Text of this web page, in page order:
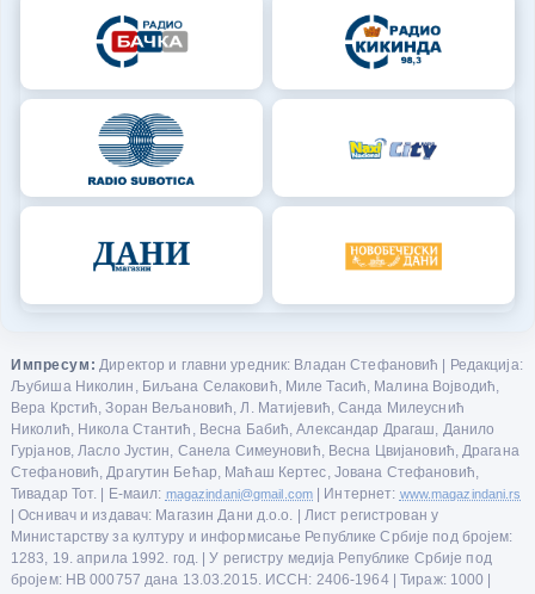
Импресум: Директор и главни уредник: Владан Стефановић | Редакција:
Љубиша Николин, Биљана Селаковић, Миле Тасић, Малина Војводић,
Вера Крстић, Зоран Вељановић, Л. Матијевић, Санда Милеуснић
Николић, Никола Стантић, Весна Бабић, Александар Драгаш, Данило
Гурјанов, Ласло Јустин, Санела Симеуновић, Весна Цвијановић, Драгана
Стефановић, Драгутин Бећар, Маћаш Кертес, Јована Стефановић,
Тивадар Тот. | Е-маил: magazindani@gmail.com | Интернет: www.magazindani.rs
| Оснивач и издавач: Магазин Дани д.о.о. | Лист регистрован у
Министарству за културу и информисање Републике Србије под бројем:
1283, 19. априла 1992. год. | У регистру медија Републике Србије под
бројем: НВ 000757 дана 13.03.2015. ИССН: 2406-1964 | Тираж: 1000 |